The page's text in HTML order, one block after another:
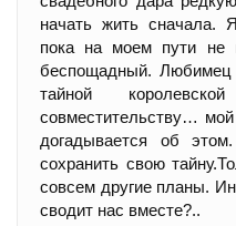
начать жить сначала.
пока на моем пути не
беспощадный. Любимец
тайной
совместительству…
догадывается об
сохранить свою
совсем другие планы.
сводит нас вместе?..